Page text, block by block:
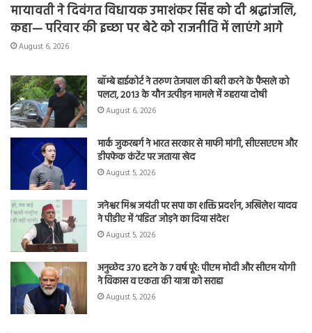
मायावती ने दिवंगत विधायक उमाशंकर सिंह को दी श्रद्धांजलि,
कहा— परिवार की इच्छा पर बेटे को राजनीति में लाएंगे आगे
August 6, 2026
बॉम्बे हाईकोर्ट ने तरुण तेजपाल की बरी करने के फैसले को
पलटा, 2013 के यौन उत्पीड़न मामले में ठहराया दोषी
August 6, 2026
मार्क जुकरबर्ग ने भारत सरकार से माफी मांगी, सीएसएएम और
डीपफेक कंटेंट पर जताया खेद
August 5, 2026
जनेश्वर मिश्र जयंती पर सपा का शक्ति प्रदर्शन, अखिलेश यादव
ने पीडीए में ‘पंडित’ जोड़ने का दिया संदेश
August 5, 2026
अनुच्छेद 370 हटने के 7 वर्ष पूरे: पीएम मोदी और सीएम योगी
ने विकास व एकता की यात्रा को सराहा
August 5, 2026